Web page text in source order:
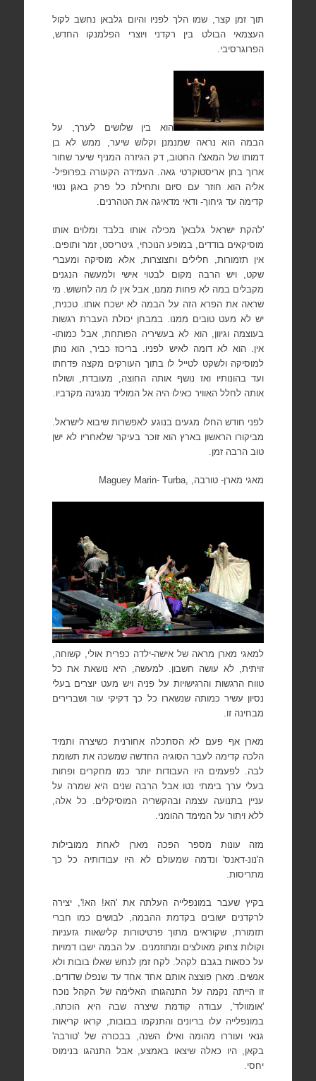
תוך זמן קצר, שמו הלך לפניו והיום גלבאן נחשב לקול
העצמאי הבולט בין רקדני ויוצרי הפלמנקו החדש,
הפרוגרסיבי.
הוא בין שלושים לערך, על
הבמה הוא נראה שמנמנן וקלוש שיער, ממש לא בן
דמותו של המאצ'ו החטוב, דק הגיזרה המניף שיער שחור
ארוך בחן אריסטוקרטי גאה. העמידה הקעורה בפרופיל-
אליה הוא חוזר עם סיום ותחילת כל פרק באגן נטוי
קדימה עד גיחוך- ודאי מדאיגה את הטהרנים.
'להקת ישראל גלבאן' מכילה אותו בלבד ומלוים אותו
מוסיקאים בודדים, במופע הנוכחי, גיטריסט, זמר ותופים.
אין תזמורות, חלילים וחצוצרות, אלא מוסיקה ומעברי
שקט, ויש הרבה מקום לבטוי אישי ולמעשה הנגנים
מקבלים במה לא פחות ממנו, אבל אין לו מה לחשוש. מי
שראה את הפרא הזה על הבמה לא ישכח אותו. טכנית,
יש לא מעט טובים ממנו. במבחן יכולת העברת רגשות
בעוצמה וגיוון, הוא לא בעשיריה הפותחת, אבל כמותו-
אין. הוא לא דומה לאיש לפניו. בריכוז כביר, הוא נותן
למוסיקה ולשקט לטייל לו בתוך העורקים מקצה פדחתו
ועד בהונותיו ואז נושף אותה החוצה, מעובדת, ושולח
אותה לחלל האוויר כאילו היה אל המוליד מנגינה מקרביו.
לפני חודש החלו מגעים בנוגע לאפשרות שיבוא לישראל.
מביקורו הראשון בארץ הוא זוכר בעיקר שלאחריו לא ישן
טוב הרבה זמן.
מאגי מארן- טורבה, Maguey Marin- Turba,
למאגי מארן מראה של אישה-ילדה כפרית אולי, קשוחה,
זויתית, לא עושה חשבון. למעשה, היא נושאת את כל
טווח הרגשות והרגישויות על פניה ויש מעט יוצרים בעלי
נסיון עשיר כמותה שנשארו כל כך דקיקי עור ושברירים
מבחינה זו.
מארן אף פעם לא הסתכלה אחורנית כשיצרה ותמיד
הלכה קדימה לעבר הסוגיה החדשה שמשכה את תשומת
לבה. לפעמים היו העבודות יותר כמו מחקרים ופחות
בעלי ערך בימתי נטו אבל הרבה שנים היא שמרה על
עניין בתנועה עצמה ובהקשריה המוסיקלים. כל אלה,
ללא ויתור על המימד ההומני.
מזה עונות מספר הפכה מארן לאחת ממובילות
ה'נונ-דאנס' ונדמה שמעולם לא היו עבודותיה כל כך
מתריסות.
בקיץ שעבר במונפלייה העלתה את 'הא! הא!', יצירה
לרקדנים ישובים בקדמת ההבמה, לבושים כמו חברי
תזמורת, שקוראים מתוך פרטיטורות קלישאות גזעניות
וקולות צחוק מאולצים ומתוזמנים. על הבמה ישבו דמויות
על כסאות בגבם לקהל. לקח זמן לנחש שאלו בובות ולא
אנשים. מארן פוצצה אותם אחד אחד עד שנפלו שדודים.
זו הייתה נקמה על התנהגותו האלימה של הקהל נוכח
'אומוולד', עבודה קודמת שיצרה שבה היא הוכתה.
במונפלייה עלו בריונים והתנקמו בבובות, קראו קריאות
גנאי ועוררו מהומה ואילו השנה, בבכורה של 'טורבה'
בקאן, היו כאלה שיצאו באמצע, אבל התנהגו בנימוס
יחסי.